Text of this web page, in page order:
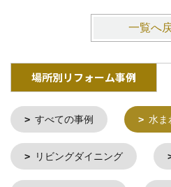
一覧へ
場所別リフォーム事例
すべての事例 水ま
リビングダイニング